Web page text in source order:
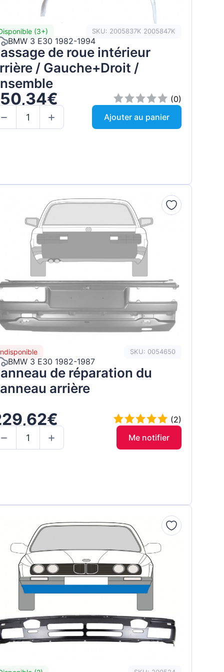
(3+) SKU: 2005837K 2005847K
BMW 3 E30 1982-1994
de roue intérieur
/ Gauche+Droit /
(0)
Ajouter au panier
SKU: 0054650
BMW 3 E30 1982-1987
de réparation du
arrière
(2)
Me notifier